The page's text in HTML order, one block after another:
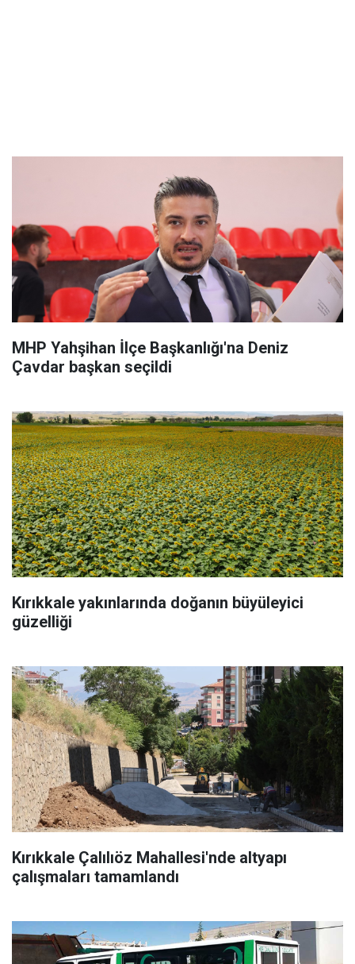
MHP Yahşihan İlçe Başkanlığı'na Deniz
Çavdar başkan seçildi
Kırıkkale yakınlarında doğanın büyüleyici
güzelliği
Kırıkkale Çalılıöz Mahallesi'nde altyapı
çalışmaları tamamlandı